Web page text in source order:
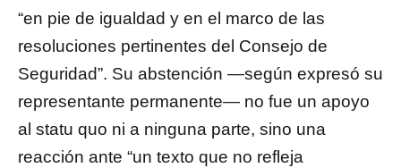
“en pie de igualdad y en el marco de las
resoluciones pertinentes del Consejo de
Seguridad”. Su abstención —según expresó su
representante permanente— no fue un apoyo
al statu quo ni a ninguna parte, sino una
reacción ante “un texto que no refleja